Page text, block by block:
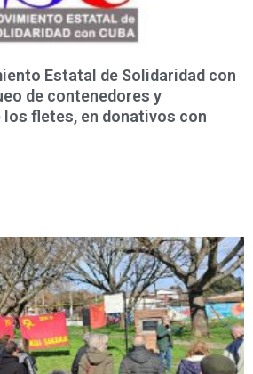
Estatal de Solidaridad con
de contenedores y
fletes, en donativos con